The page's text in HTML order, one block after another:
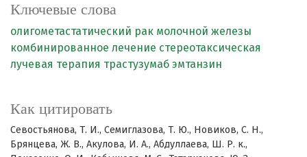
Ключевые слова
олигометастатический рак молочной железы
комбинированное лечение стереотаксическая
лучевая терапия трастузумаб эмтанзин
Как цитировать
Севостьянова, Т. И., Семиглазова, Т. Ю., Новиков, С. Н.,
Брянцева, Ж. В., Акулова, И. А., Абдуллаева, Ш. Р. к.,